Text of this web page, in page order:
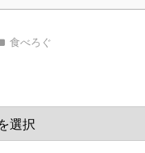
食べろぐ